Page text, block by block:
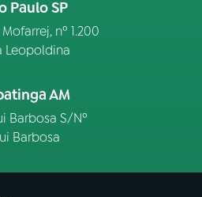
Paulo SP
nº 1.200
Leopoldina
AM
Barbosa S/Nº
Barbosa